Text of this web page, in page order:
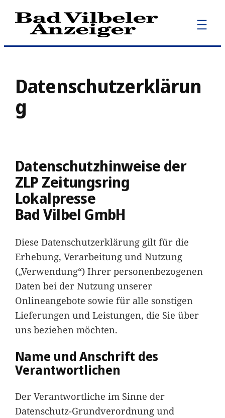
Zum
Inhalt
Datenschutzerklärun
g
Datenschutzhinweise der
ZLP Zeitungsring
Lokalpresse
Bad Vilbel GmbH
Diese Datenschutzerklärung gilt für die
Erhebung, Verarbeitung und Nutzung
(„Verwendung“) Ihrer personenbezogenen
Daten bei der Nutzung unserer
Onlineangebote sowie für alle sonstigen
Lieferungen und Leistungen, die Sie über
uns beziehen möchten.
Name und Anschrift des
Verantwortlichen
Der Verantwortliche im Sinne der
Datenschutz-Grundverordnung und